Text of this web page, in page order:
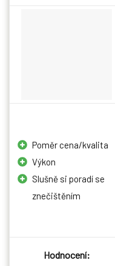
Poměr cena/kvalita
Výkon
Slušně si poradí se
znečištěním
Hodnocení: